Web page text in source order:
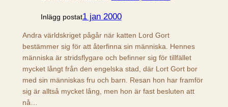
Inlägg postat1 jan 2000
Andra världskriget pågår när katten Lord Gort
bestämmer sig för att återfinna sin människa. Hennes
människa är stridsflygare och befinner sig för tillfället
mycket långt från den engelska stad, där Lort Gort bor
med sin människas fru och barn. Resan hon har framför
sig är alltså mycket lång, men hon är fast besluten att
nå…